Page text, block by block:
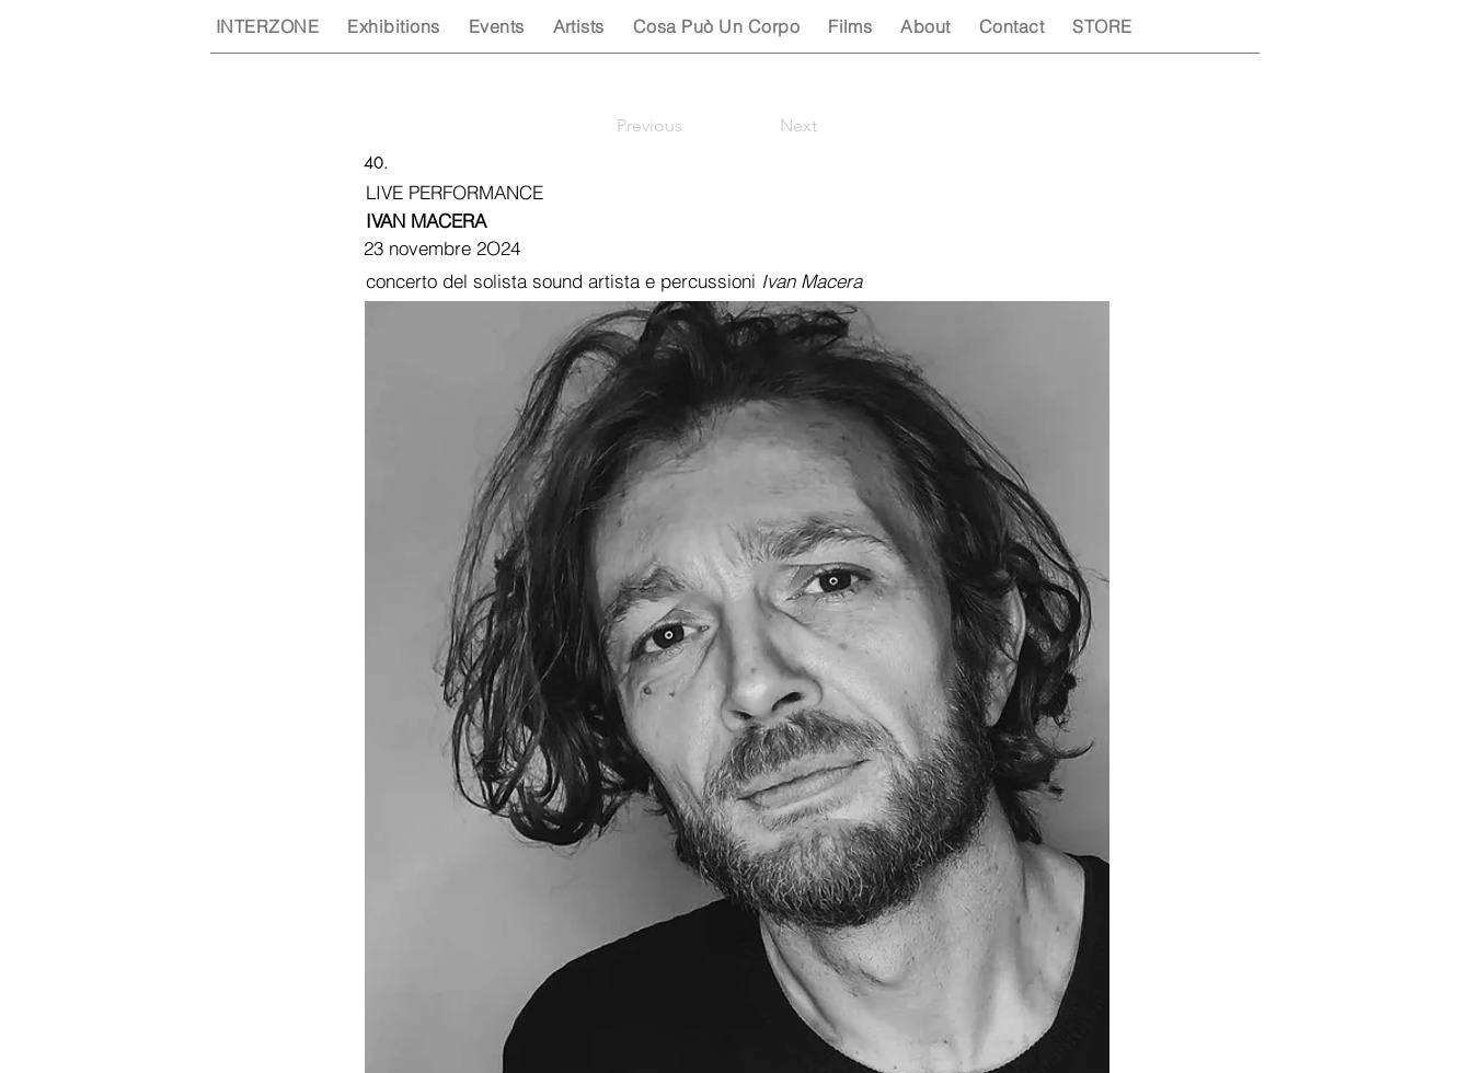
INTERZONE Exhibitions Events Artists Cosa Può Un Corpo Films About Contact STORE
40.
Previous Next
LIVE PERFORMANCE
IVAN MACERA
23 novembre 2O24
concerto del solista sound artista e percussioni Ivan Macera